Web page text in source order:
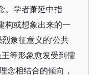
。学者萧延中指
构或想象出来的一
象征意义的‘公共
王等形象愈发受到儒
念相结合的倾向，